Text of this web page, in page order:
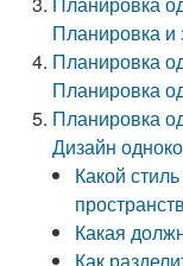
Планировка и
Планировка
Планировка
Планировка
Дизайн
Какой
Какая